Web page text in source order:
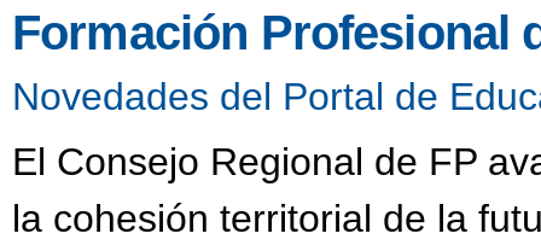
Formación Profesional
Novedades del Portal de
El Consejo Regional de FP
la cohesión territorial de la